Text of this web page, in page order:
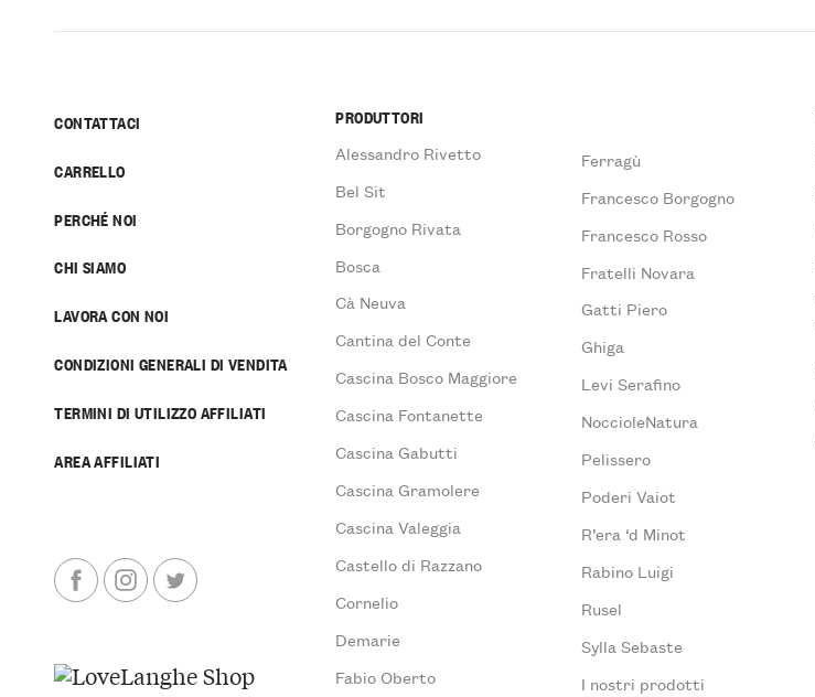
CONTATTACI
CARRELLO
PERCHÉ NOI
CHI SIAMO
LAVORA CON NOI
CONDIZIONI GENERALI DI VENDITA
TERMINI DI UTILIZZO AFFILIATI
AREA AFFILIATI
PRODUTTORI
Alessandro Rivetto
Bel Sit
Borgogno Rivata
Bosca
Cà Neuva
Cantina del Conte
Cascina Bosco Maggiore
Cascina Fontanette
Cascina Gabutti
Cascina Gramolere
Cascina Valeggia
Castello di Razzano
Cornelio
Demarie
Fabio Oberto
Ferragù
Francesco Borgogno
Francesco Rosso
Fratelli Novara
Gatti Piero
Ghiga
Levi Serafino
NoccioleNatura
Pelissero
Poderi Vaiot
R’era ‘d Minot
Rabino Luigi
Rusel
Sylla Sebaste
I nostri prodotti